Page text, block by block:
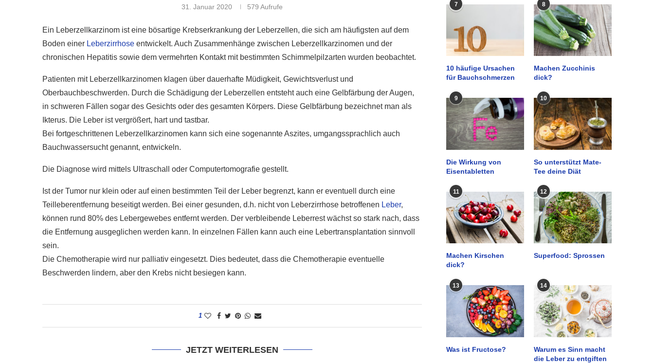
31. Januar 2020 579 Aufrufe
Ein Leberzellkarzinom ist eine bösartige Krebserkrankung der Leberzellen, die sich am häufigsten auf dem
Boden einer Leberzirrhose entwickelt. Auch Zusammenhänge zwischen Leberzellkarzinomen und der
chronischen Hepatitis sowie dem vermehrten Kontakt mit bestimmten Schimmelpilzarten wurden beobachtet.
Patienten mit Leberzellkarzinomen klagen über dauerhafte Müdigkeit, Gewichtsverlust und
Oberbauchbeschwerden. Durch die Schädigung der Leberzellen entsteht auch eine Gelbfärbung der Augen,
in schweren Fällen sogar des Gesichts oder des gesamten Körpers. Diese Gelbfärbung bezeichnet man als
Ikterus. Die Leber ist vergrößert, hart und tastbar.
Bei fortgeschrittenen Leberzellkarzinomen kann sich eine sogenannte Aszites, umgangssprachlich auch
Bauchwassersucht genannt, entwickeln.
Die Diagnose wird mittels Ultraschall oder Computertomografie gestellt.
Ist der Tumor nur klein oder auf einen bestimmten Teil der Leber begrenzt, kann er eventuell durch eine
Teilleberentfernung beseitigt werden. Bei einer gesunden, d.h. nicht von Leberzirrhose betroffenen Leber,
können rund 80% des Lebergewebes entfernt werden. Der verbleibende Leberrest wächst so stark nach, dass
die Entfernung ausgeglichen werden kann. In einzelnen Fällen kann auch eine Lebertransplantation sinnvoll
sein.
Die Chemotherapie wird nur palliativ eingesetzt. Dies bedeutet, dass die Chemotherapie eventuelle
Beschwerden lindern, aber den Krebs nicht besiegen kann.
1
JETZT WEITERLESEN
7
10 häufige Ursachen
für Bauchschmerzen
8
Machen Zucchinis
dick?
9
Die Wirkung von
Eisentabletten
10
So unterstützt Mate-
Tee deine Diät
11
Machen Kirschen
dick?
12
Superfood: Sprossen
13
Was ist Fructose?
14
Warum es Sinn macht
die Leber zu entgiften